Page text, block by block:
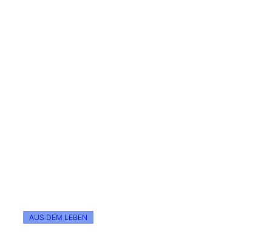
AUS DEM LEBEN